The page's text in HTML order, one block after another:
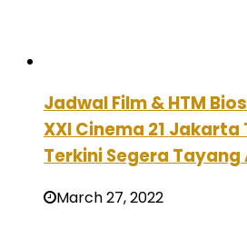
Jadwal Film & HTM
XXI Cinema 21 Jakarta
Terkini Segera Tayang
March 27, 2022